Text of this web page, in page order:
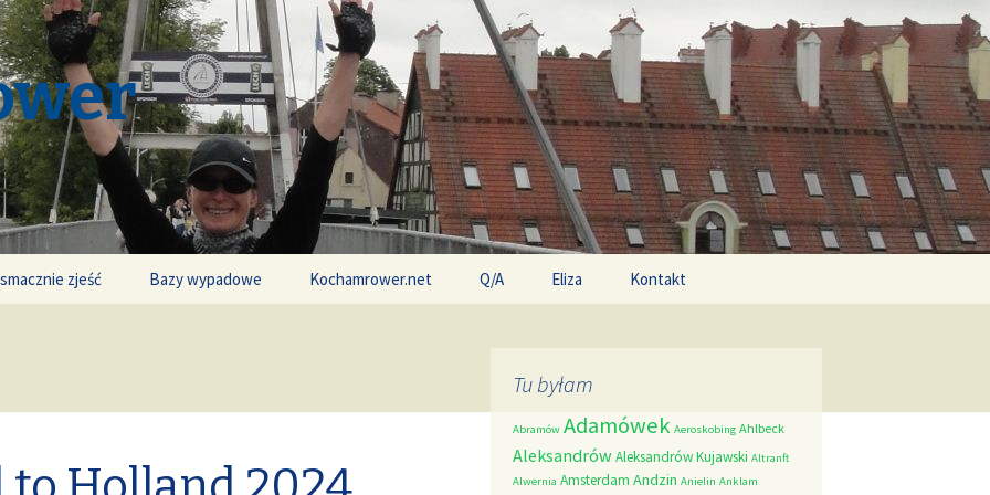
zjeść Bazy wypadowe Kochamrower.net Q/A Eliza Kontakt
Tu byłam
Abramów Adamówek Aeroskobing Ahlbeck
AleksandrówAleksandrów Kujawski Altranft
Alwernia Amsterdam Andzin Anielin Anklam